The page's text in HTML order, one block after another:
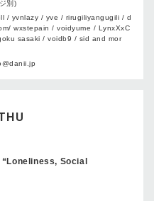
別)
/ yvnlazy / yve / rirugiliyangugili / d
wxstepain / voidyume / LynxXxC
sasaki / voidb9 / sid and mor
“Loneliness, Social